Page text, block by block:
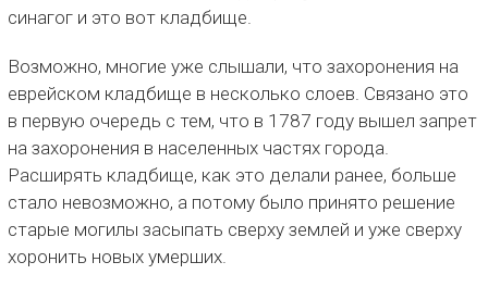
синагог и это вот кладбище.
Возможно, многие уже слышали, что захоронения на
еврейском кладбище в несколько слоев. Связано это
в первую очередь с тем, что в 1787 году вышел запрет
на захоронения в населенных частях города.
Расширять кладбище, как это делали ранее, больше
стало невозможно, а потому было принято решение
старые могилы засыпать сверху землей и уже сверху
хоронить новых умерших.